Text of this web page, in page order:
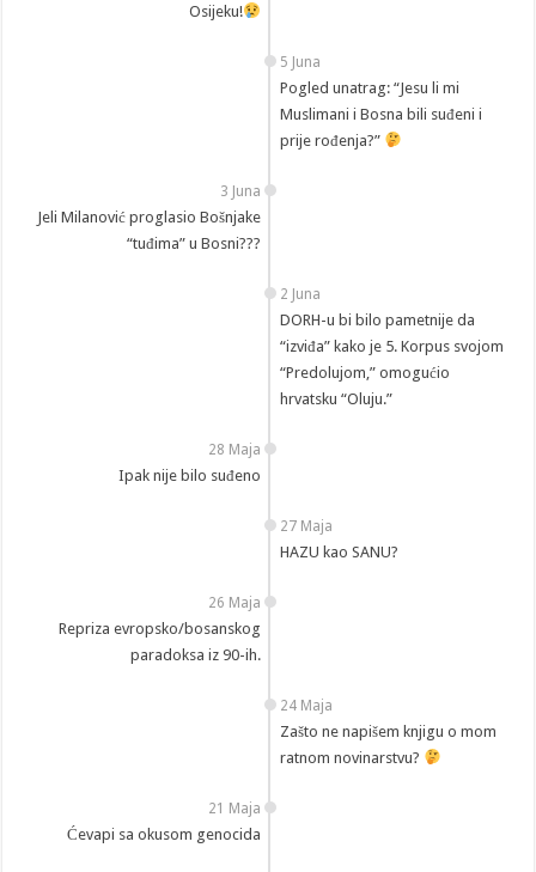
Osijeku!
5 Juna
Pogled unatrag: “Jesu li mi
Muslimani i Bosna bili suđeni i
prije rođenja?”
3 Juna
Jeli Milanović proglasio Bošnjake
“tuđima” u Bosni???
2 Juna
DORH-u bi bilo pametnije da
“izviđa” kako je 5. Korpus svojom
“Predolujom,” omogućio
hrvatsku “Oluju.”
28 Maja
Ipak nije bilo suđeno
27 Maja
HAZU kao SANU?
26 Maja
Repriza evropsko/bosanskog
paradoksa iz 90-ih.
24 Maja
Zašto ne napišem knjigu o mom
ratnom novinarstvu?
21 Maja
Ćevapi sa okusom genocida